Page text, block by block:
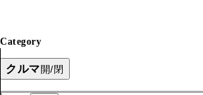
Category
クルマ開/閉